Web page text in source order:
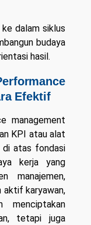
ke dalam siklus
budaya
hasil.
Efektif
management
KPI atau alat
di atas fondasi
kerja yang
manajemen,
aktif karyawan,
menciptakan
tetapi juga